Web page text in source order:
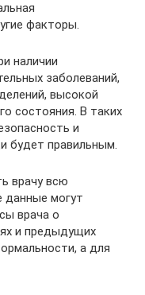
факторы.
наличии
заболеваний,
высокой
состояния. В таких
и
будет правильным.
врачу всю
могут
врача о
и предыдущих
а для